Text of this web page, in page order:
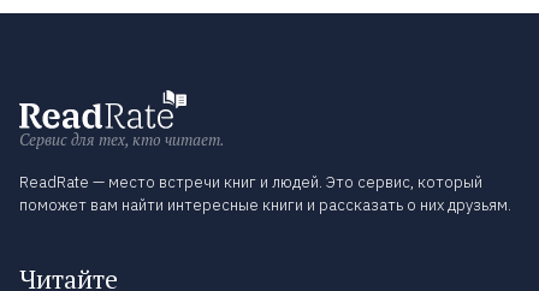
Сервис для тех, кто читает.
ReadRate — место встречи книг и людей. Это сервис, который
поможет вам найти интересные книги и рассказать о них друзьям.
Читайте